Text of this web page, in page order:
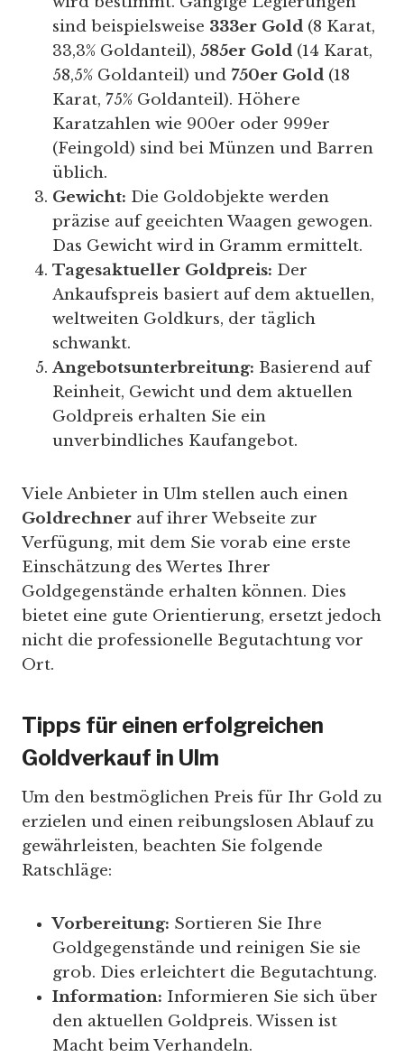
sind beispielsweise 333er Gold (8 Karat,
33,3% Goldanteil), 585er Gold (14 Karat,
58,5% Goldanteil) und 750er Gold (18
Karat, 75% Goldanteil). Höhere
Karatzahlen wie 900er oder 999er
(Feingold) sind bei Münzen und Barren
üblich.
Gewicht: Die Goldobjekte werden
präzise auf geeichten Waagen gewogen.
Das Gewicht wird in Gramm ermittelt.
Tagesaktueller Goldpreis: Der
Ankaufspreis basiert auf dem aktuellen,
weltweiten Goldkurs, der täglich
schwankt.
Angebotsunterbreitung: Basierend auf
Reinheit, Gewicht und dem aktuellen
Goldpreis erhalten Sie ein
unverbindliches Kaufangebot.
Viele Anbieter in Ulm stellen auch einen
Goldrechner auf ihrer Webseite zur
Verfügung, mit dem Sie vorab eine erste
Einschätzung des Wertes Ihrer
Goldgegenstände erhalten können. Dies
bietet eine gute Orientierung, ersetzt jedoch
nicht die professionelle Begutachtung vor
Ort.
Tipps für einen erfolgreichen
Goldverkauf in Ulm
Um den bestmöglichen Preis für Ihr Gold zu
erzielen und einen reibungslosen Ablauf zu
gewährleisten, beachten Sie folgende
Ratschläge:
Vorbereitung: Sortieren Sie Ihre
Goldgegenstände und reinigen Sie sie
grob. Dies erleichtert die Begutachtung.
Information: Informieren Sie sich über
den aktuellen Goldpreis. Wissen ist
Macht beim Verhandeln.